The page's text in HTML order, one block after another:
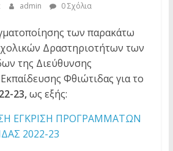
admin 0 Σχόλια
των παρακάτω
Δραστηριοτήτων των
της Διεύθυνσης
Φθιώτιδας για το
23,ως εξής:
ΕΓΚΡΙΣΗ ΠΡΟΓΡΑΜΜΑΤΩΝ
2022-23